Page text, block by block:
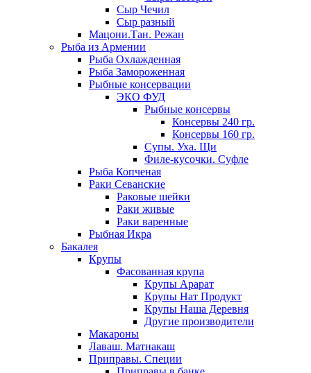
Сыр Чечил
Сыр разный
Мацони.Тан. Режан
Рыба из Армении
Рыба Охлажденная
Рыба Замороженная
Рыбные консервации
ЭКО ФУД
Рыбные консервы
Консервы 240 гр.
Консервы 160 гр.
Супы. Уха. Щи
Филе-кусочки. Суфле
Рыба Копченая
Раки Севанские
Раковые шейки
Раки живые
Раки варенные
Рыбная Икра
Бакалея
Крупы
Фасованная крупа
Крупы Арарат
Крупы Нат Продукт
Крупы Наша Деревня
Другие производители
Макароны
Лаваш. Матнакаш
Приправы. Специи